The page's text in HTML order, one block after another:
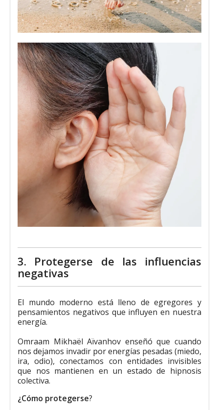
3. Protegerse de las influencias
negativas
El mundo moderno está lleno de egregores y
pensamientos negativos que influyen en nuestra
energía.
Omraam Mikhaël Aïvanhov enseñó que cuando
nos dejamos invadir por energías pesadas (miedo,
ira, odio), conectamos con entidades invisibles
que nos mantienen en un estado de hipnosis
colectiva.
¿Cómo protegerse?